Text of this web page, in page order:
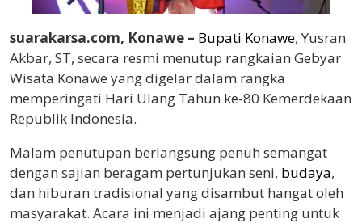
suarakarsa.com, Konawe – Bupati Konawe, Yusran
Akbar, ST, secara resmi menutup rangkaian Gebyar
Wisata Konawe yang digelar dalam rangka
memperingati Hari Ulang Tahun ke-80 Kemerdekaan
Republik Indonesia.
Malam penutupan berlangsung penuh semangat
dengan sajian beragam pertunjukan seni, budaya,
dan hiburan tradisional yang disambut hangat oleh
masyarakat. Acara ini menjadi ajang penting untuk